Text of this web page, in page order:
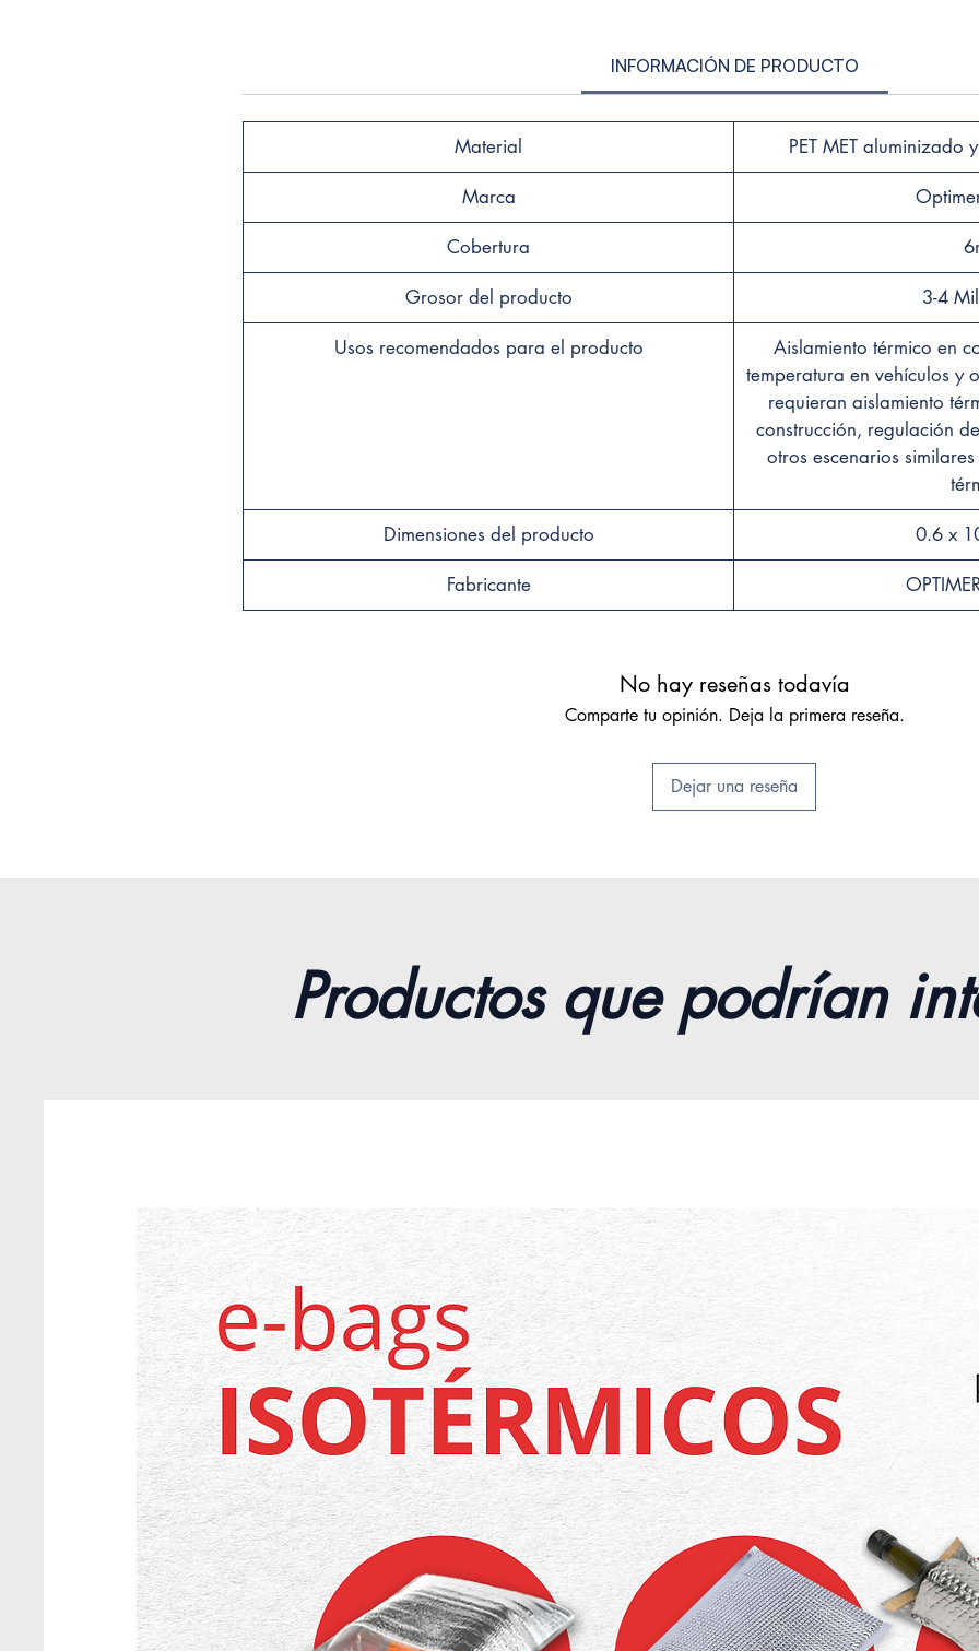
el
✅
pared,
larga
INFORMACIÓN DE PRODUCTO
Material PET MET aluminizado
Marca
Cobertura
Grosor del producto 3-4
Usos recomendados para el producto
Aislamiento térmico en
temperatura en vehículos y
requieran aislamiento
construcción, regulación
otros escenarios
Dimensiones del producto 0.6 x
Fabricante
No hay reseñas todavía
Comparte tu opinión. Deja la primera reseña.
Dejar una reseña
Productos que podrían